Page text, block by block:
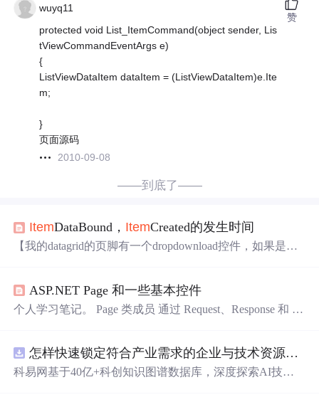
wuyq11
protected void List_ItemCommand(object sender, Lis
tViewCommandEventArgs e)
{
ListViewDataItem dataItem = (ListViewDataItem)e.Ite
m;
}
页面源码
2010-09-08
赞
——到底了——
ItemDataBound， ItemCreated的发生时间
【我的datagrid的页脚有一个dropdownload控件，如果是一
ame=="IButton_Name"得到而我现在是一个dropdownload控
件，当它选定一条记录的时候，怎么触发他的事件啊】之
ASP.NET Page 和一些基本控件
个人学习笔记。 Page 类成员 通过 Request、Response 和 Se
对于应用根路径的路径。 FindControl(controlId)：根据控件
id 找到控件。 IsPostBack、Se...
怎样快速锁定符合产业需求的企业与技术资源？.docx
科易网基于40亿+科创知识图谱数据库，深度探索AI技术